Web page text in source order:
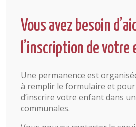
Vous avez besoin
l’inscription de votre
Une permanence est
à remplir le formulaire et
d’inscrire votre enfant dans
communales.